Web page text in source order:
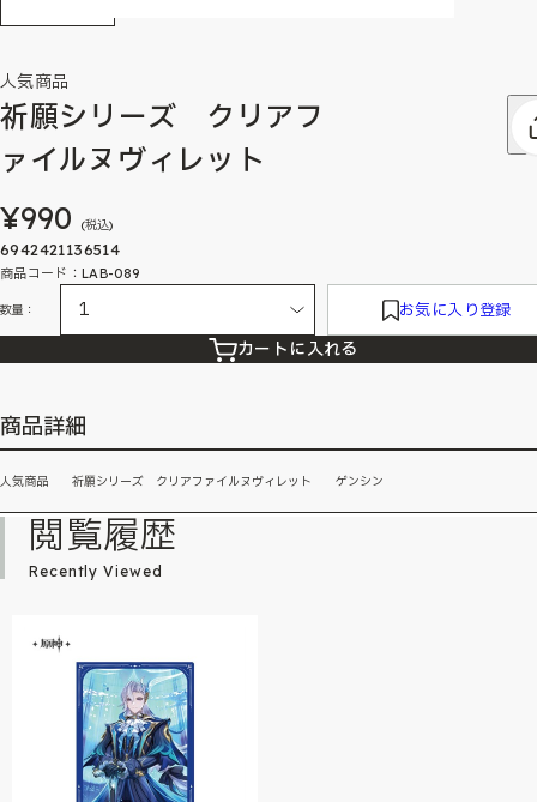
人気商品
祈願シリーズ クリアフ
ァイルヌヴィレット
¥990 (税込)
6942421136514
商品コード：LAB-089
数量： お気に入り登録
カートに入れる
商品詳細
人気商品 祈願シリーズ クリアファイルヌヴィレット ゲンシン
閲覧履歴
Recently Viewed